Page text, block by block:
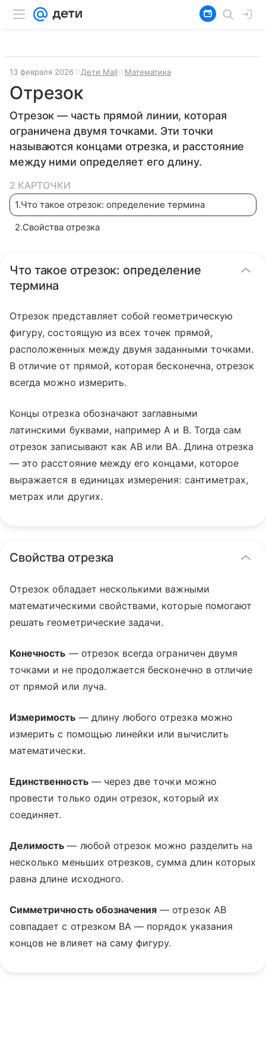
13 февраля 2026 Дети Mail Математика
Отрезок
Отрезок — часть прямой линии, которая
ограничена двумя точками. Эти точки
называются концами отрезка, и расстояние
между ними определяет его длину.
2 КАРТОЧКИ
1.Что такое отрезок: определение термина
2.Свойства отрезка
Что такое отрезок: определение
термина
Отрезок представляет собой геометрическую
фигуру, состоящую из всех точек прямой,
расположенных между двумя заданными точками.
В отличие от прямой, которая бесконечна, отрезок
всегда можно измерить.
Концы отрезка обозначают заглавными
латинскими буквами, например A и B. Тогда сам
отрезок записывают как AB или BA. Длина отрезка
— это расстояние между его концами, которое
выражается в единицах измерения: сантиметрах,
метрах или других.
Свойства отрезка
Отрезок обладает несколькими важными
математическими свойствами, которые помогают
решать геометрические задачи.
Конечность — отрезок всегда ограничен двумя
точками и не продолжается бесконечно в отличие
от прямой или луча.
Измеримость — длину любого отрезка можно
измерить с помощью линейки или вычислить
математически.
Единственность— через две точки можно
провести только один отрезок, который их
соединяет.
Делимость — любой отрезок можно разделить на
несколько меньших отрезков, сумма длин которых
равна длине исходного.
Симметричность обозначения — отрезок AB
совпадает с отрезком BA — порядок указания
концов не влияет на саму фигуру.